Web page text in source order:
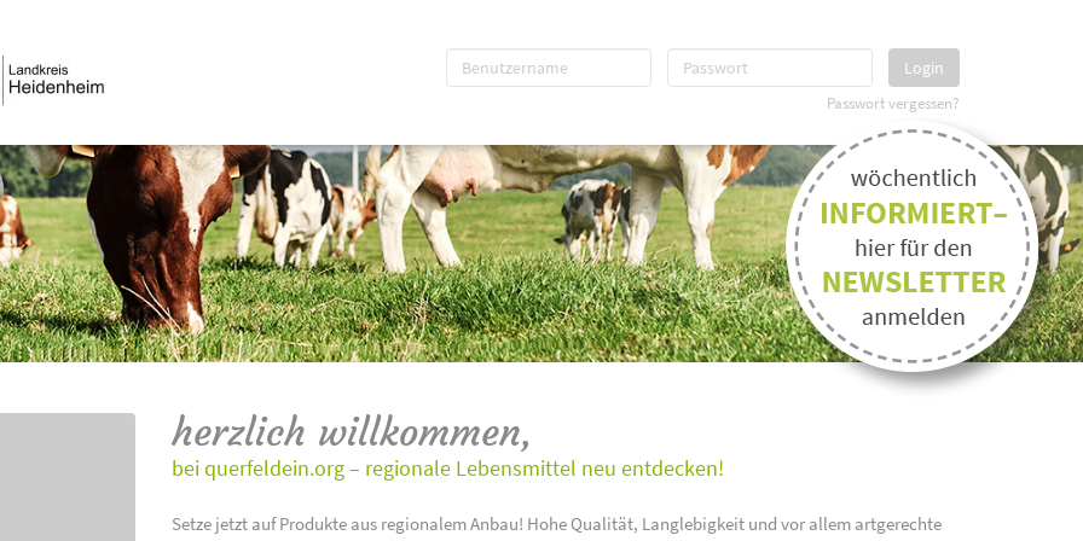
Login
Passwort vergessen?
herzlich willkommen,
bei querfeldein.org – regionale Lebensmittel neu entdecken!
Setze jetzt auf Produkte aus regionalem Anbau! Hohe Qualität, Langlebigkeit und vor allem artgerechte